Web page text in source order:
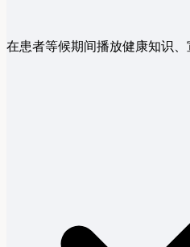
在患者等候期间播放健康知识、